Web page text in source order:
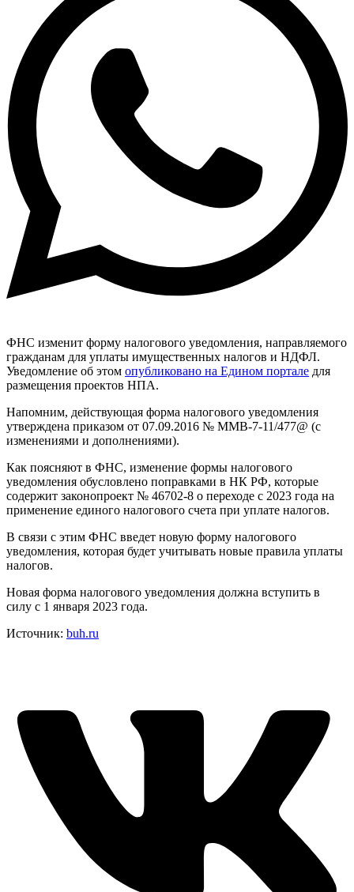
ФНС изменит форму налогового уведомления, направляемого
гражданам для уплаты имущественных налогов и НДФЛ.
Уведомление об этом опубликовано на Едином портале для
размещения проектов НПА.
Напомним, действующая форма налогового уведомления
утверждена приказом от 07.09.2016 № ММВ-7-11/477@ (с
изменениями и дополнениями).
Как поясняют в ФНС, изменение формы налогового
уведомления обусловлено поправками в НК РФ, которые
содержит законопроект № 46702-8 о переходе с 2023 года на
применение единого налогового счета при уплате налогов.
В связи с этим ФНС введет новую форму налогового
уведомления, которая будет учитывать новые правила уплаты
налогов.
Новая форма налогового уведомления должна вступить в
силу с 1 января 2023 года.
Источник: buh.ru